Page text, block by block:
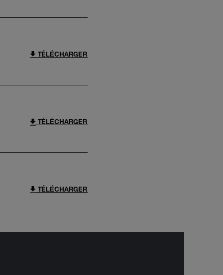
TÉLÉCHARGER
TÉLÉCHARGER
TÉLÉCHARGER